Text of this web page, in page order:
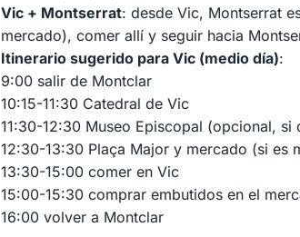
Vic + Montserrat: desde Vic, Montserrat
mercado), comer allí y seguir hacia
Itinerario sugerido para Vic (medio día):
9:00 salir de Montclar
10:15-11:30 Catedral de Vic
11:30-12:30 Museo Episcopal (opcional, si
12:30-13:30 Plaça Major y mercado (si es
13:30-15:00 comer en Vic
15:00-15:30 comprar embutidos en el
16:00 volver a Montclar